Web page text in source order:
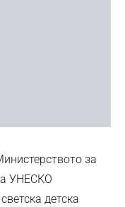
за
УНЕСКО
детска